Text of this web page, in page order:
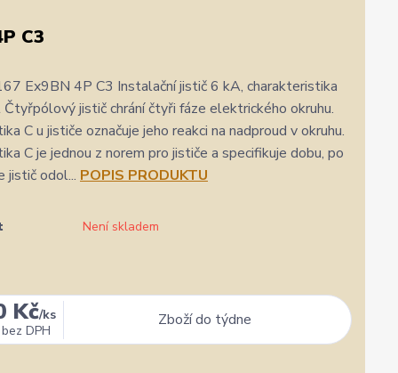
Veronika Veverková
Přidáno 4. srpna·Google
C3
Ex9BN 4P C3 Instalační jistič 6 kA, charakteristika
jistič chrání čtyři fáze elektrického okruhu.
C u jističe označuje jeho reakci na nadproud v okruhu.
C je jednou z norem pro jističe a specifikuje dobu, po
jistič odol... POPIS PRODUKTU
Není skladem
Kč/ks
bez DPH
Zboží do týdne